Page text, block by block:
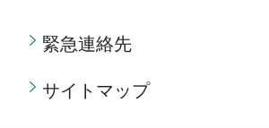
緊急連絡先
サイトマップ